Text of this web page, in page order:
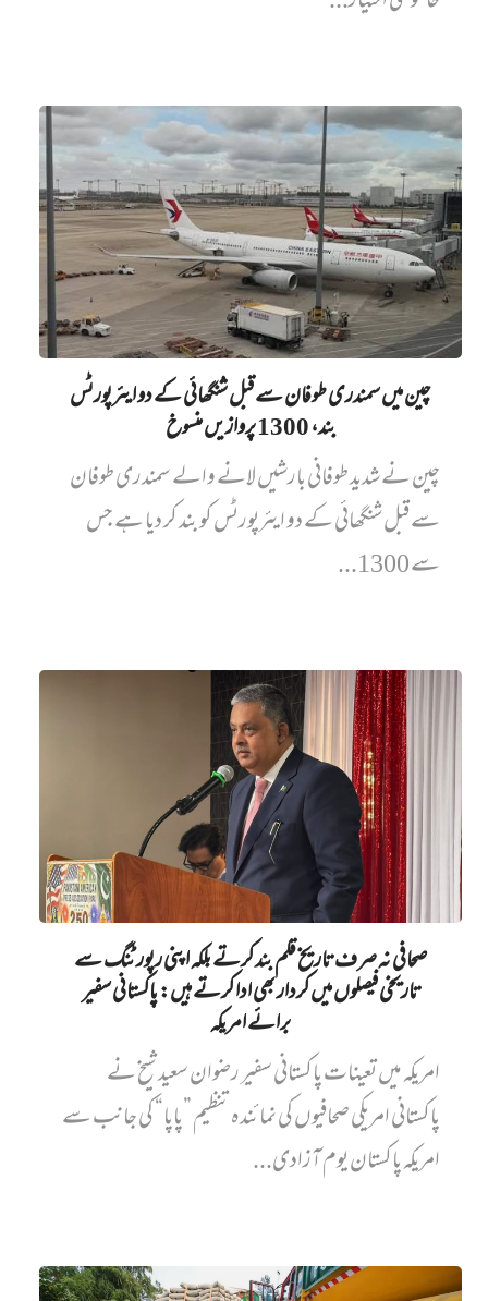
چین میں‌ سمندری طوفان سے قبل شنگھائی کے دو ایئرپورٹس
بند، 1300 پروازیں‌ منسوخ
چین نے شدید طوفانی بارشیں لانے والے سمندری طوفان
سے قبل شنگھائی کے دو ایئرپورٹس کو بند کر دیا ہے جس
سے 1300...
صحافی نہ صرف تاریخ قلم بند کرتے بلکہ اپنی رپورٹنگ سے
تاریخی فیصلوں میں کردار بھی ادا کرتے ہیں: پاکستانی سفیر
برائے امریکہ
امریکہ میں تعینات پاکستانی سفیر رضوان سعید شیخ نے
پاکستانی امریکی صحافیوں کی نمائندہ تنظیم ”پاپا“ کی جانب سے
امریکہ پاکستان یوم آزادی...